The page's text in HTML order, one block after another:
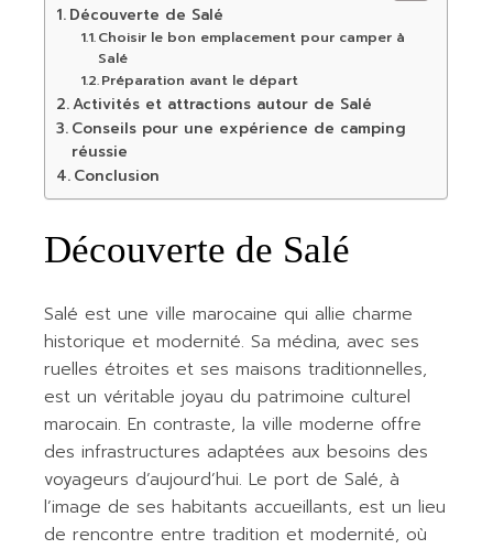
Découverte de Salé
Choisir le bon emplacement pour camper à
Salé
Préparation avant le départ
Activités et attractions autour de Salé
Conseils pour une expérience de camping
réussie
Conclusion
Découverte de Salé
Salé est une ville marocaine qui allie charme
historique et modernité. Sa médina, avec ses
ruelles étroites et ses maisons traditionnelles,
est un véritable joyau du patrimoine culturel
marocain. En contraste, la ville moderne offre
des infrastructures adaptées aux besoins des
voyageurs d’aujourd’hui. Le port de Salé, à
l’image de ses habitants accueillants, est un lieu
de rencontre entre tradition et modernité, où